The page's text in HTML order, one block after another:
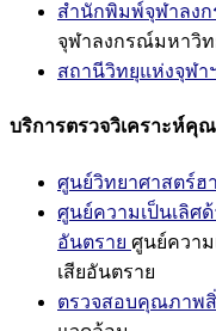
สำนักพิมพ์จุฬาลง
จุฬาลงกรณ์มหาวิท
สถานีวิทยุแห่งจุฬา
บริการตรวจวิเคราะห์คุ
ศูนย์วิทยาศาสตร์ฮ
ศูนย์ความเป็นเลิศ
อันตราย ศูนย์ความ
เสียอันตราย
ตรวจสอบคุณภาพ